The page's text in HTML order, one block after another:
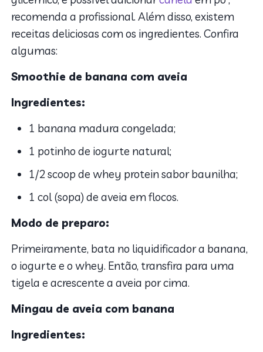
recomenda a profissional. Além disso, existem
receitas deliciosas com os ingredientes. Confira
algumas:
Smoothie de banana com aveia
Ingredientes:
1 banana madura congelada;
1 potinho de iogurte natural;
1/2 scoop de whey protein sabor baunilha;
1 col (sopa) de aveia em flocos.
Modo de preparo:
Primeiramente, bata no liquidificador a banana,
o iogurte e o whey. Então, transfira para uma
tigela e acrescente a aveia por cima.
Mingau de aveia com banana
Ingredientes: